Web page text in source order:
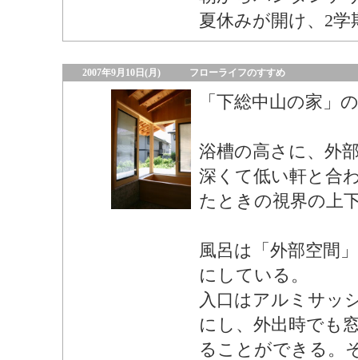
夏休みが開け、2
2007年9月10日(月) フローライフのすすめ
「下総中山の家」
浴槽の高さに、外
深くて低い軒と合
たときの視界の上
風呂は「外部空間
にしている。
入口はアルミサッ
にし、外出時でも
ることができる。